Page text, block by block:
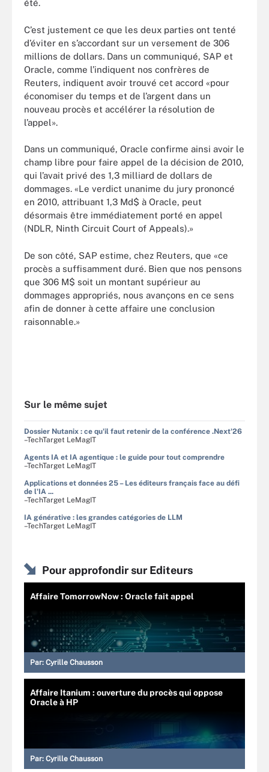
été.
C’est justement ce que les deux parties ont tenté
d’éviter en s’accordant sur un versement de 306
millions de dollars. Dans un communiqué, SAP et
Oracle, comme l’indiquent nos confrères de
Reuters, indiquent avoir trouvé cet accord «pour
économiser du temps et de l’argent dans un
nouveau procès et accélérer la résolution de
l’appel».
Dans un communiqué, Oracle confirme ainsi avoir le
champ libre pour faire appel de la décision de 2010,
qui l’avait privé des 1,3 milliard de dollars de
dommages. «Le verdict unanime du jury prononcé
en 2010, attribuant 1,3 Md$ à Oracle, peut
désormais être immédiatement porté en appel
(NDLR, Ninth Circuit Court of Appeals).»
De son côté, SAP estime, chez Reuters, que «ce
procès a suffisamment duré. Bien que nos pensons
que 306 M$ soit un montant supérieur au
dommages appropriés, nous avançons en ce sens
afin de donner à cette affaire une conclusion
raisonnable.»
Sur le même sujet
Dossier Nutanix : ce qu'il faut retenir de la conférence .Next'26
–TechTarget LeMagIT
Agents IA et IA agentique : le guide pour tout comprendre
–TechTarget LeMagIT
Applications et données 25 – Les éditeurs français face au défi
de l'IA ...
–TechTarget LeMagIT
IA générative : les grandes catégories de LLM
–TechTarget LeMagIT
Pour approfondir sur Editeurs
Affaire TomorrowNow : Oracle fait appel
Par: Cyrille Chausson
Affaire Itanium : ouverture du procès qui oppose
Oracle à HP
Par: Cyrille Chausson